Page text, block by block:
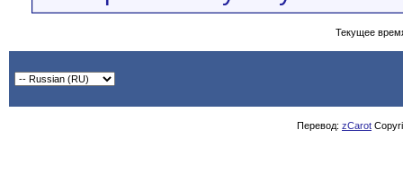
Текущее
Перевод: zCarot